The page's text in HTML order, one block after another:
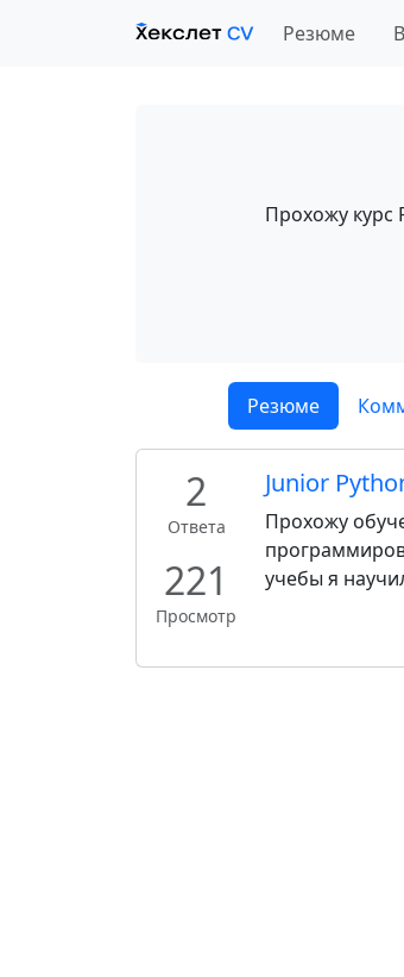
Резюме
Прохожу курс
Резюме
2
Ответа
221
Просмотр
Junior
Прохожу
учебы я